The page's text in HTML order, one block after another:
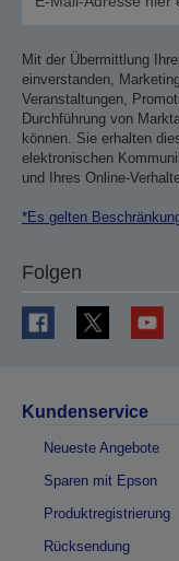
Mit der Übermittlung
einverstanden,
Veranstaltungen,
Durchführung von
können. Sie erhalten
elektronischen
und Ihres Online-
*Es gelten
Folgen
Kundenservice
Neueste Angebote
Sparen mit Epson
Produktregistrierung
Rücksendung